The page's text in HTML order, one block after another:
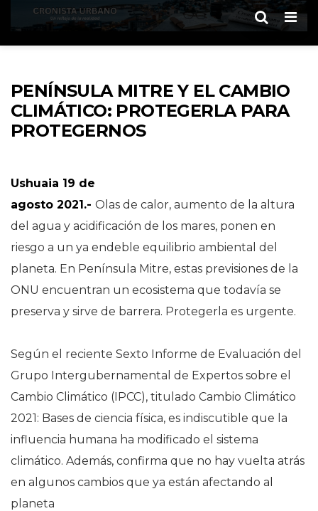
PENÍNSULA MITRE Y EL CAMBIO
CLIMÁTICO: PROTEGERLA PARA
PROTEGERNOS
Ushuaia 19 de
agosto 2021.- Olas de calor, aumento de la altura
del agua y acidificación de los mares, ponen en
riesgo a un ya endeble equilibrio ambiental del
planeta. En Península Mitre, estas previsiones de la
ONU encuentran un ecosistema que todavía se
preserva y sirve de barrera. Protegerla es urgente.
Según el reciente Sexto Informe de Evaluación del
Grupo Intergubernamental de Expertos sobre el
Cambio Climático (IPCC), titulado Cambio Climático
2021: Bases de ciencia física, es indiscutible que la
influencia humana ha modificado el sistema
climático. Además, confirma que no hay vuelta atrás
en algunos cambios que ya están afectando al
planeta